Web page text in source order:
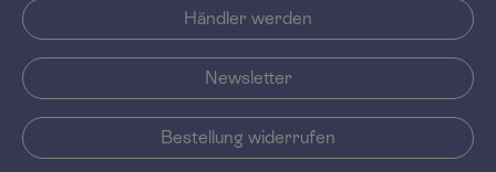
Händler werden
Newsletter
Bestellung widerrufen